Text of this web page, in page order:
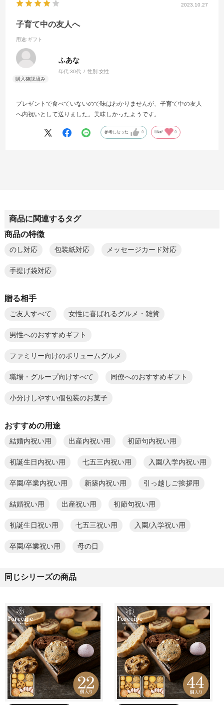
2023.10.27
子育て中の友人へ
用途:ギフト
ふあな
年代:30代 性別:女性
プレゼントで食べていないので味はわかりませんが、子育て中の友人
へ内祝いとして送りました。美味しかったようです。
参考になった 0 Like! 0
商品に関連するタグ
商品の特徴
のし対応 包装紙対応 メッセージカード対応
手提げ袋対応
贈る相手
ご友人すべて 女性に喜ばれるグルメ・雑貨
男性へのおすすめギフト
ファミリー向けのボリュームグルメ
職場・グループ向けすべて 同僚へのおすすめギフト
小分けしやすい個包装のお菓子
おすすめの用途
結婚内祝い用 出産内祝い用 初節句内祝い用
初誕生日内祝い用 七五三内祝い用 入園/入学内祝い用
卒園/卒業内祝い用 新築内祝い用 引っ越しご挨拶用
結婚祝い用 出産祝い用 初節句祝い用
初誕生日祝い用 七五三祝い用 入園/入学祝い用
卒園/卒業祝い用 母の日
同じシリーズの商品